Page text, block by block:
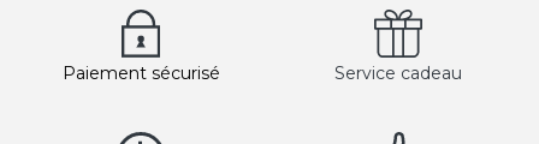
Paiement sécurisé Service cadeau